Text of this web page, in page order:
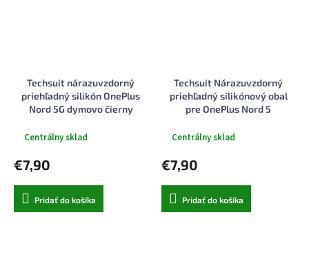
Techsuit nárazuvzdorný
priehľadný silikón OnePlus
Nord 5G dymovo čierny
Centrálny sklad
€7,90
Pridať do košíka
Techsuit Nárazuvzdorný
priehľadný silikónový obal
pre OnePlus Nord 5
Centrálny sklad
€7,90
Pridať do košíka